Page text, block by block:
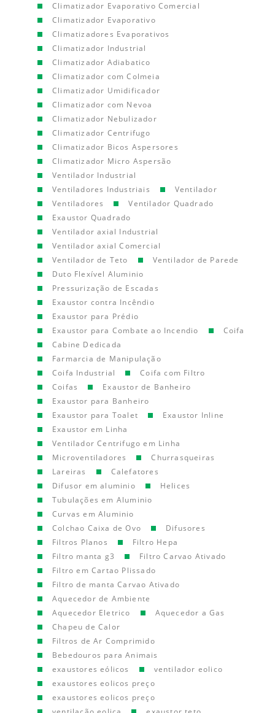
Climatizador Evaporativo Comercial
Climatizador Evaporativo
Climatizadores Evaporativos
Climatizador Industrial
Climatizador Adiabatico
Climatizador com Colmeia
Climatizador Umidificador
Climatizador com Nevoa
Climatizador Nebulizador
Climatizador Centrifugo
Climatizador Bicos Aspersores
Climatizador Micro Aspersão
Ventilador Industrial
Ventiladores Industriais
Ventilador
Ventiladores
Ventilador Quadrado
Exaustor Quadrado
Ventilador axial Industrial
Ventilador axial Comercial
Ventilador de Teto
Ventilador de Parede
Duto Flexível Aluminio
Pressurização de Escadas
Exaustor contra Incêndio
Exaustor para Prédio
Exaustor para Combate ao Incendio
Coifa
Cabine Dedicada
Farmarcia de Manipulação
Coifa Industrial
Coifa com Filtro
Coifas
Exaustor de Banheiro
Exaustor para Banheiro
Exaustor para Toalet
Exaustor Inline
Exaustor em Linha
Ventilador Centrifugo em Linha
Microventiladores
Churrasqueiras
Lareiras
Calefatores
Difusor em aluminio
Helices
Tubulações em Aluminio
Curvas em Aluminio
Colchao Caixa de Ovo
Difusores
Filtros Planos
Filtro Hepa
Filtro manta g3
Filtro Carvao Ativado
Filtro em Cartao Plissado
Filtro de manta Carvao Ativado
Aquecedor de Ambiente
Aquecedor Eletrico
Aquecedor a Gas
Chapeu de Calor
Filtros de Ar Comprimido
Bebedouros para Animais
exaustores eólicos
ventilador eolico
exaustores eolicos preço
exaustores eolicos preço